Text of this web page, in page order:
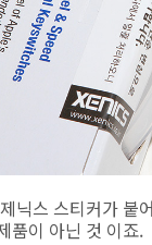
닉스 스티커가 붙
품이 아닌 것 이죠.